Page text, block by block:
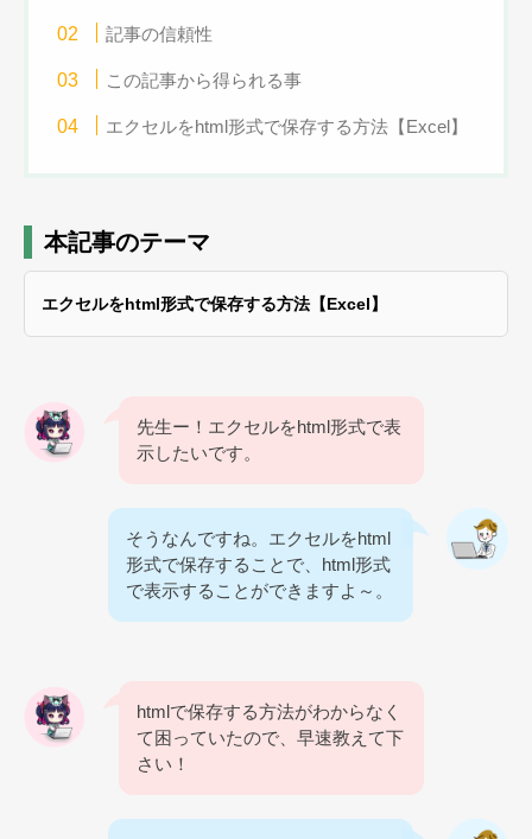
記事の信頼性
この記事から得られる事
エクセルをhtml形式で保存する方法【Excel】
本記事のテーマ
エクセルをhtml形式で保存する方法【Excel】
先生ー！エクセルをhtml形式で表
示したいです。
そうなんですね。エクセルをhtml
形式で保存することで、html形式
で表示することができますよ～。
htmlで保存する方法がわからなく
て困っていたので、早速教えて下
さい！